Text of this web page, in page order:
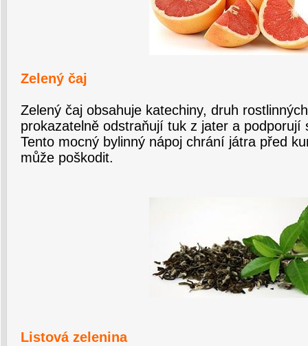
Zelený čaj
Zelený čaj obsahuje katechiny, druh
prokazatelně odstraňují tuk z jater a podporují
Tento mocný bylinný nápoj chrání játra před
může poškodit.
Listová zelenina